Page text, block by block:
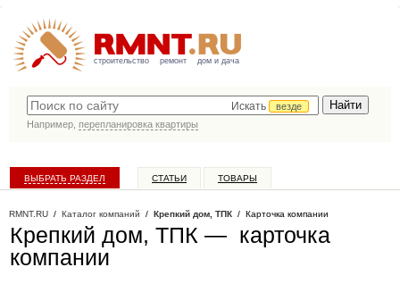
строительство ремонт дом и дача
Искать
везде
Например, перепланировка квартиры
ВЫБРАТЬ РАЗДЕЛ СТАТЬИ ТОВАРЫ
RMNT.RU / Каталог компаний / Крепкий дом, ТПК / Карточка компании
Крепкий дом, ТПК — карточка
компании